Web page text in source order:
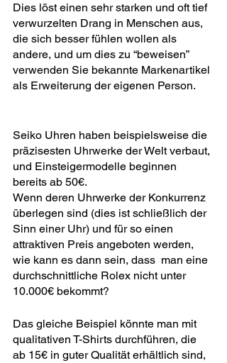
Dies löst einen sehr starken und oft tief
verwurzelten Drang in Menschen aus,
die sich besser fühlen wollen als
andere, und um dies zu “beweisen”
verwenden Sie bekannte Markenartikel
als Erweiterung der eigenen Person.
Seiko Uhren haben beispielsweise die
präzisesten Uhrwerke der Welt verbaut,
und Einsteigermodelle beginnen
bereits ab 50€.
Wenn deren Uhrwerke der Konkurrenz
überlegen sind (dies ist schließlich der
Sinn einer Uhr) und für so einen
attraktiven Preis angeboten werden,
wie kann es dann sein, dass  man eine
durchschnittliche Rolex nicht unter
10.000€ bekommt?
Das gleiche Beispiel könnte man mit
qualitativen T-Shirts durchführen, die
ab 15€ in guter Qualität erhältlich sind,